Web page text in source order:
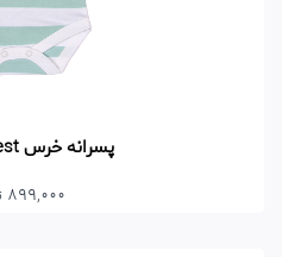
پسرانه خرس Best برگ سبز
899,000 تومان